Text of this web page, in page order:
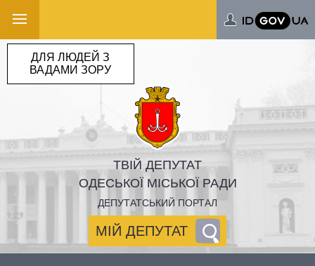
ТВІЙ ДЕПУТАТ
ОДЕСЬКОЇ МІСЬКОЇ РАДИ
ДЕПУТАТСЬКИЙ ПОРТАЛ
МІЙ ДЕПУТАТ
ДЛЯ ЛЮДЕЙ З
ВАДАМИ ЗОРУ